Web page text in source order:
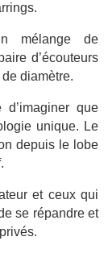
mélange de
d’écouteurs
diamètre.
d’imaginer que
unique. Le
depuis le lobe
et ceux qui
se répandre et